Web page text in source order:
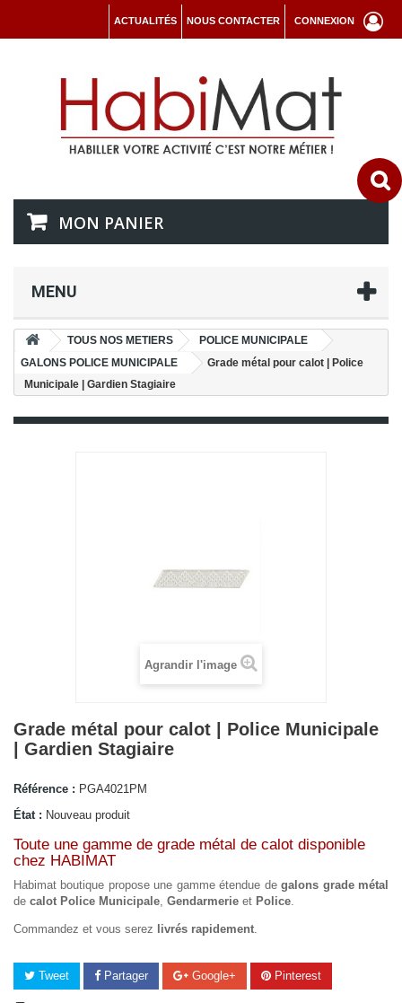
CONNEXION
NOUS CONTACTER
ACTUALITÉS
MON PANIER
MENU
TOUS NOS METIERS
POLICE MUNICIPALE
GALONS POLICE MUNICIPALE
Grade métal pour calot | Police
Municipale | Gardien Stagiaire
Agrandir l'image
Grade métal pour calot | Police Municipale
| Gardien Stagiaire
Référence : PGA4021PM
État : Nouveau produit
Toute une gamme de grade métal de calot disponible
chez HABIMAT
Habimat boutique propose une gamme étendue degalons grade métal
de calot Police Municipale, Gendarmerie et Police.
Commandez et vous serez livrés rapidement.
Tweet Partager Google+ Pinterest